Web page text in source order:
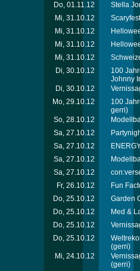
Do, 01.11.12
Stella
Mi, 31.10.12
Mi, 31.10.12
Mi, 31.10.12
Mi, 31.10.12
Di, 30.10.12
100
Johnny
Di, 30.10.12
Mo, 29.10.12
100
gerri)
So, 28.10.12
Sa, 27.10.12
Sa, 27.10.12
Sa, 27.10.12
Sa, 27.10.12
Fr, 26.10.12
Fun
Do, 25.10.12
Garden
Do, 25.10.12
Med &
Do, 25.10.12
Do, 25.10.12
(gerri)
Mi, 24.10.12
(gerri)